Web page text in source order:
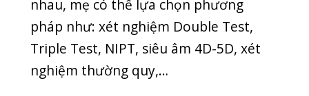
đơn giản nhất. Hầu hết các mẹ bầu đều
thực hiện phương pháp này khi khám
thai định kì. Siêu âm sẽ khảo sát hình
dáng thai nhi, đo độ mờ da gáy, phát
hiện dị tật hình thái khi thai nhi 11-13